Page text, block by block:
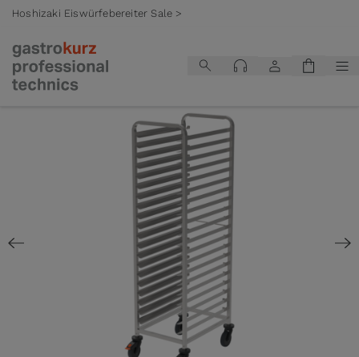
Hoshizaki Eiswürfebereiter Sale >